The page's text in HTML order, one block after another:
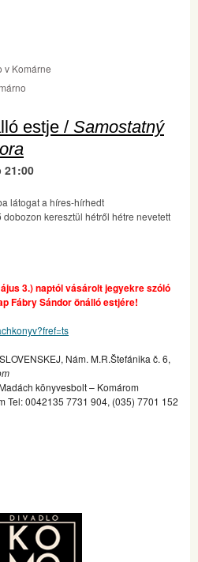
v Komárne
estje / Samostatný
21:00
látogat a híres-hírhedt
keresztül hétről hétre nevetett
3.) naptól vásárolt jegyekre szóló
Fábry Sándor önálló estjére!
Nám. M.R.Štefánika č. 6,
könyvesbolt – Komárom
Tel: 0042135 7731 904, (035) 7701 152